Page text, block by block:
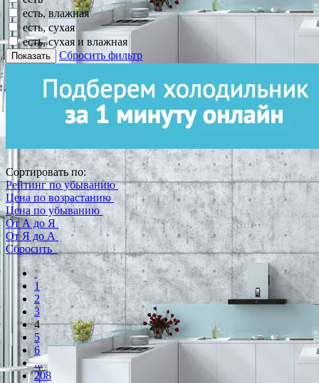
есть, влажная
есть, сухая
есть, сухая и влажная
Показать Сбросить фильтр
Сортировать по:
Рейтинг по убыванию
Цена по возрастанию
Цена по убыванию
От А до Я
От Я до А
Сбросить
1
2
3
4
5
6
...
208